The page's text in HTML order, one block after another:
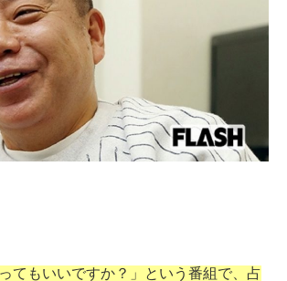
てもいいですか？」という番組で、占